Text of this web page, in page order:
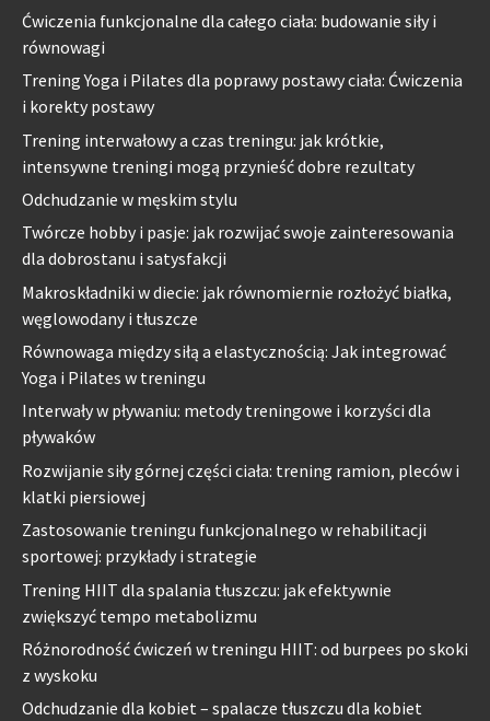
Ćwiczenia funkcjonalne dla całego ciała: budowanie siły i
równowagi
Trening Yoga i Pilates dla poprawy postawy ciała: Ćwiczenia
i korekty postawy
Trening interwałowy a czas treningu: jak krótkie,
intensywne treningi mogą przynieść dobre rezultaty
Odchudzanie w męskim stylu
Twórcze hobby i pasje: jak rozwijać swoje zainteresowania
dla dobrostanu i satysfakcji
Makroskładniki w diecie: jak równomiernie rozłożyć białka,
węglowodany i tłuszcze
Równowaga między siłą a elastycznością: Jak integrować
Yoga i Pilates w treningu
Interwały w pływaniu: metody treningowe i korzyści dla
pływaków
Rozwijanie siły górnej części ciała: trening ramion, pleców i
klatki piersiowej
Zastosowanie treningu funkcjonalnego w rehabilitacji
sportowej: przykłady i strategie
Trening HIIT dla spalania tłuszczu: jak efektywnie
zwiększyć tempo metabolizmu
Różnorodność ćwiczeń w treningu HIIT: od burpees po skoki
z wyskoku
Odchudzanie dla kobiet – spalacze tłuszczu dla kobiet